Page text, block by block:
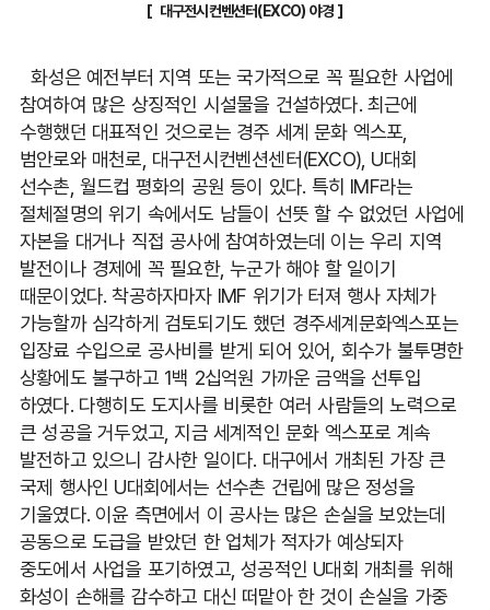
[ 대구전시컨벤션터(EXCO) 야경 ]
화성은 예전부터 지역 또는 국가적으로 꼭 필요한 사업에
참여하여 많은 상징적인 시설물을 건설하였다. 최근에
수행했던 대표적인 것으로는 경주 세계 문화 엑스포,
범안로와 매천로, 대구전시컨벤션센터(EXCO), U대회
선수촌, 월드컵 평화의 공원 등이 있다. 특히 IMF라는
절체절명의 위기 속에서도 남들이 선뜻 할 수 없었던 사업에
자본을 대거나 직접 공사에 참여하였는데 이는 우리 지역
발전이나 경제에 꼭 필요한, 누군가 해야 할 일이기
때문이었다. 착공하자마자 IMF 위기가 터져 행사 자체가
가능할까 심각하게 검토되기도 했던 경주세계문화엑스포는
입장료 수입으로 공사비를 받게 되어 있어, 회수가 불투명한
상황에도 불구하고 1백 2십억원 가까운 금액을 선투입
하였다. 다행히도 도지사를 비롯한 여러 사람들의 노력으로
큰 성공을 거두었고, 지금 세계적인 문화 엑스포로 계속
발전하고 있으니 감사한 일이다. 대구에서 개최된 가장 큰
국제 행사인 U대회에서는 선수촌 건립에 많은 정성을
기울였다. 이윤 측면에서 이 공사는 많은 손실을 보았는데
공동으로 도급을 받았던 한 업체가 적자가 예상되자
중도에서 사업을 포기하였고, 성공적인 U대회 개최를 위해
화성이 손해를 감수하고 대신 떠맡아 한 것이 손실을 가중